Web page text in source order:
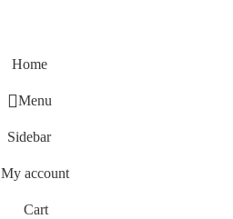
Home
Menu
Sidebar
My account
Cart